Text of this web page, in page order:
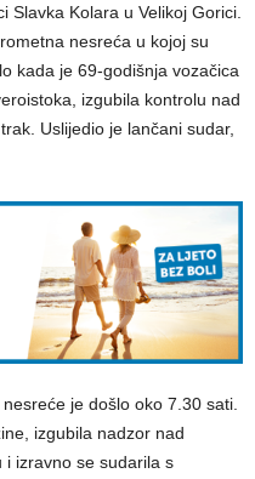
Slavka Kolara u Velikoj Gorici.
nesreća u kojoj su
kada je 69-godišnja vozačica
izgubila kontrolu nad
Uslijedio je lančani sudar,
je došlo oko 7.30 sati.
izgubila nadzor nad
izravno se sudarila s